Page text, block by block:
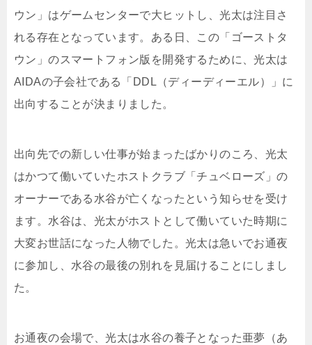
ウン」はゲームセンターで大ヒットし、光太は注目さ
れる存在となっています。ある日、この「ゴーストタ
ウン」のスマートフォン版を開発するために、光太は
AIDAの子会社である「DDL（ディーディーエル）」に
出向することが決まりました。
出向先での新しい仕事が始まったばかりのころ、光太
はかつて働いていたホストクラブ「チュベローズ」の
オーナーである水谷が亡くなったという知らせを受け
ます。水谷は、光太がホストとして働いていた時期に
大変お世話になった人物でした。光太は急いでお通夜
に参加し、水谷の最後の別れを見届けることにしまし
た。
お通夜の会場で、光太は水谷の養子となった亜夢（あ